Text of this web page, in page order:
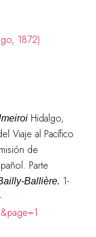
Hidalgo,
Viaje al Pacífico
de
Parte
Ballière. 1-